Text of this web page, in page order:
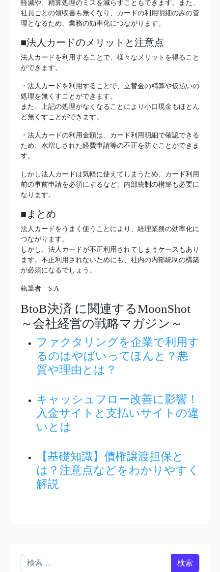
軽減や、精算処理のミスを減らすこともできます。また、
社員ごとの領収書も無くなり、カードの利用明細のみの管
理となるため、業務の効率化につながります。
■法人カードのメリットと注意点
法人カードを利用することで、様々なメリットを得ること
ができます。
・法人カードを利用することで、立替金の精算や仮払いの
処理を無くすことができます。
また、上記の処理がなくなることにより小口現金もほとん
ど無くすことができます。
・法人カードの利用金額は、カード利用明細で確認できる
ため、水増しされた経費申請等の不正を防ぐことができま
す。
しかし法人カードは気軽に使えてしまうため、カード利用
前の事前申請を必須にするなど、内部統制の構築も必要に
なります。
■まとめ
法人カードをうまく使うことにより、経理業務の効率化に
つながります。
しかし、法人カードが不正利用されてしまうケースもあり
ます。不正利用されないためにも、社内の内部統制の構築
が必須になるでしょう。
執筆者 S.A
BtoB決済 に関連するMoonShot
～会社経営の戦略マガジン～
ファクタリングを企業で利用す
るのはやばいってほんと？悪
質や理由とは？
キャッシュフロー改善に影響！
入金サイトと支払いサイトの違
いとは
【基礎知識】債権譲渡担保と
は？注意点などをわかりやすく
解説
検索: